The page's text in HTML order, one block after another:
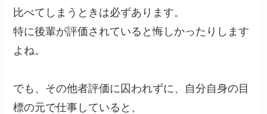
比べてしまうときは必ずあります。
特に後輩が評価されていると悔しかったりします
よね。
でも、その他者評価に囚われずに、自分自身の目
標の元で仕事していると、